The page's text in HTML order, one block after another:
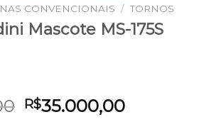
CONVENCIONAIS / TORNOS
Mascote MS-175S
R$35.000,00